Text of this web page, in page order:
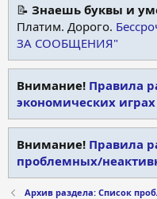
📝 Знаешь буквы и
Платим. Дорого.
ЗА СООБЩЕНИЯ"
Внимание! Правила
экономических играх
Внимание! Правила
проблемных/
Архив раздела: Список